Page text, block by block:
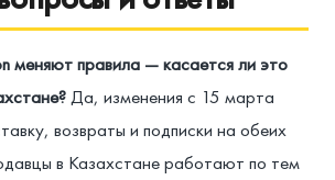
меняют правила — касается ли это
Да, изменения с 15 марта
возвраты и подписки на обеих
в Казахстане работают по тем